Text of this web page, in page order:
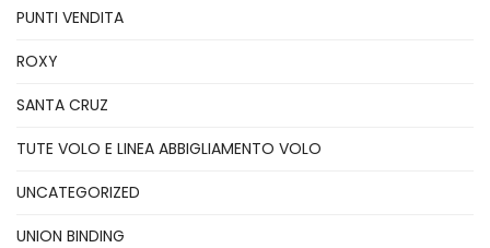
PUNTI VENDITA
ROXY
SANTA CRUZ
TUTE VOLO E LINEA ABBIGLIAMENTO VOLO
UNCATEGORIZED
UNION BINDING